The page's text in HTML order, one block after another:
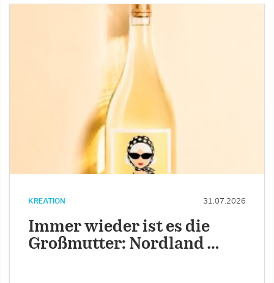
KREATION 31.07.2026
Immer wieder ist es die
Großmutter: Nordland …